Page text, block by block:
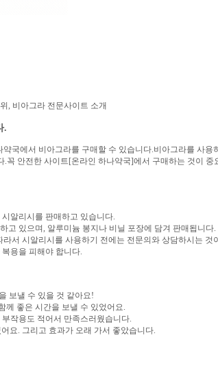
, 비아그라 전문사이트 소개
.
국에서 비아그라를 구매할 수 있습니다.비아그라를 사용
안전한 사이트[온라인 하나약국]에서 구매하는 것이 중
알리시를 판매하고 있습니다.
고 있으며, 알루미늄 봉지나 비닐 포장에 담겨 판매됩니다.
서 시알리시를 사용하기 전에는 전문의와 상담하시는 것
용을 피해야 합니다.
보낼 수 있을 것 같아요!
께 좋은 시간을 보낼 수 있었어요.
작용도 적어서 만족스러웠습니다.
요. 그리고 효과가 오래 가서 좋았습니다.